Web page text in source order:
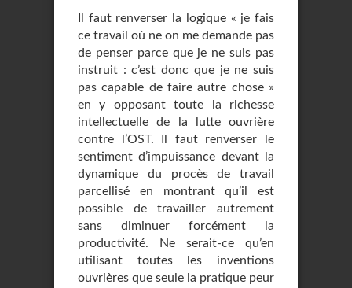
Il faut renverser la logique « je fais
ce travail où ne on me demande pas
de penser parce que je ne suis pas
instruit : c’est donc que je ne suis
pas capable de faire autre chose »
en y opposant toute la richesse
intellectuelle de la lutte ouvrière
contre l’OST. Il faut renverser le
sentiment d’impuissance devant la
dynamique du procès de travail
parcellisé en montrant qu’il est
possible de travailler autrement
sans diminuer forcément la
productivité. Ne serait-ce qu’en
utilisant toutes les inventions
ouvrières que seule la pratique peur